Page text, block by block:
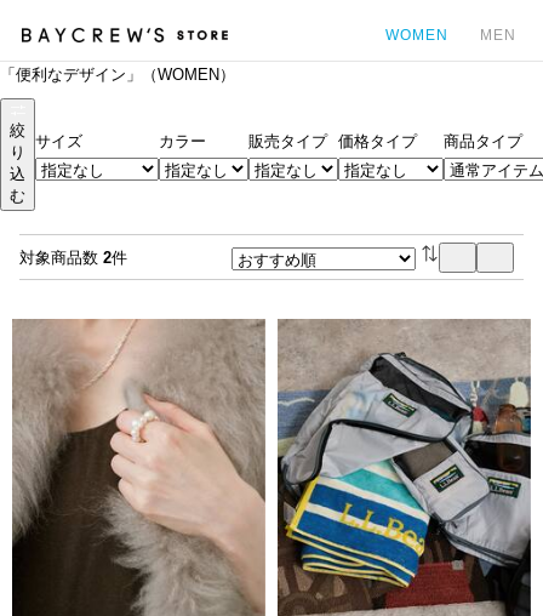
WOMEN MEN
「便利なデザイン」（WOMEN）
絞
り
込
む
サイズ カラー 販売タイプ 価格タイプ 商品タイプ
対象商品数 2件